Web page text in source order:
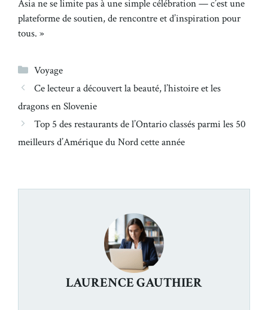
Asia ne se limite pas à une simple célébration — c’est une
plateforme de soutien, de rencontre et d’inspiration pour
tous. »
Catégories
Voyage
Ce lecteur a découvert la beauté, l’histoire et les
dragons en Slovenie
Top 5 des restaurants de l’Ontario classés parmi les 50
meilleurs d’Amérique du Nord cette année
LAURENCE GAUTHIER